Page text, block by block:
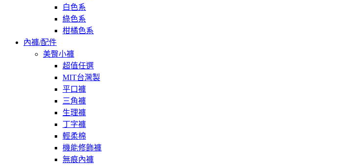
白色系
綠色系
柑橘色系
內褲/配件
美臀小褲
超值任選
MIT台灣製
平口褲
三角褲
生理褲
丁字褲
輕柔棉
機能修飾褲
無痕內褲